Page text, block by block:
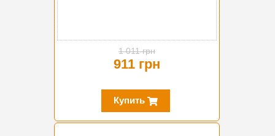
1 011 грн
911 грн
Купить